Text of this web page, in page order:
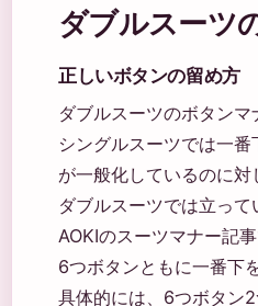
ダブルスーツ
正しいボタンの留め方
ダブルスーツのボタン
シングルスーツでは一
が一般化しているのに対
ダブルスーツでは立っ
AOKIのスーツマナー記
6つボタンともに一番下
具体的には、6つボタン